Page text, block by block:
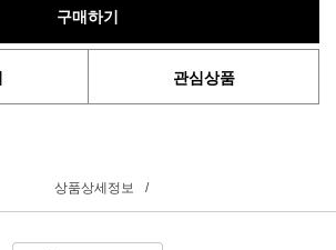
구매하기
관심상품
상품상세정보